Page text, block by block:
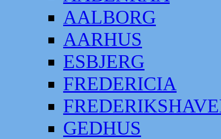
AALBORG
AARHUS
ESBJERG
FREDERICIA
GEDHUS